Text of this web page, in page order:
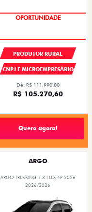
CONDIÇÃO IMPERDÍVEL
PRODUTOR RURAL
CNPJ E MICROEMPRESÁRIO
De: R$ 111.990,00
R$ 105.270,60
Quero agora!
ARGO
ARGO TREKKING 1.3 FLEX 4P 2026
2026/2026